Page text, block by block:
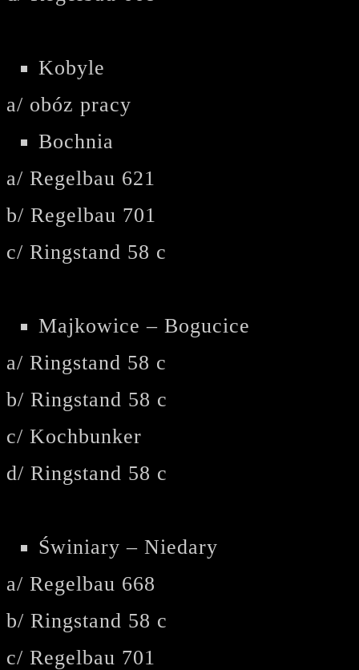
Kobyle
a/ obóz pracy
Bochnia
a/ Regelbau 621
b/ Regelbau 701
c/ Ringstand 58 c
Majkowice – Bogucice
a/ Ringstand 58 c
b/ Ringstand 58 c
c/ Kochbunker
d/ Ringstand 58 c
Świniary – Niedary
a/ Regelbau 668
b/ Ringstand 58 c
c/ Regelbau 701